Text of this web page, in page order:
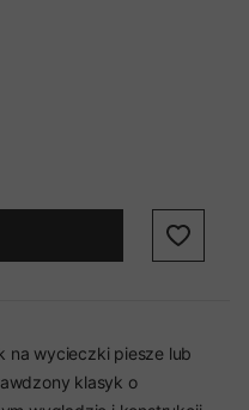
na wycieczki piesze lub
klasyk o